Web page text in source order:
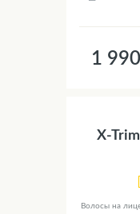
1
X-
Волосы на